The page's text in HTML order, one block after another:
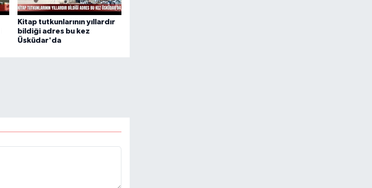
Kitap tutkunlarının yıllardır
bildiği adres bu kez
Üsküdar'da